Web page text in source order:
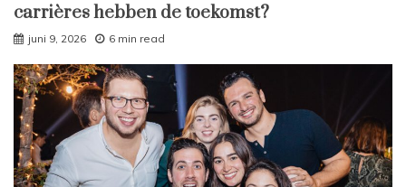
carrières hebben de toekomst?
juni 9, 2026 6 min read